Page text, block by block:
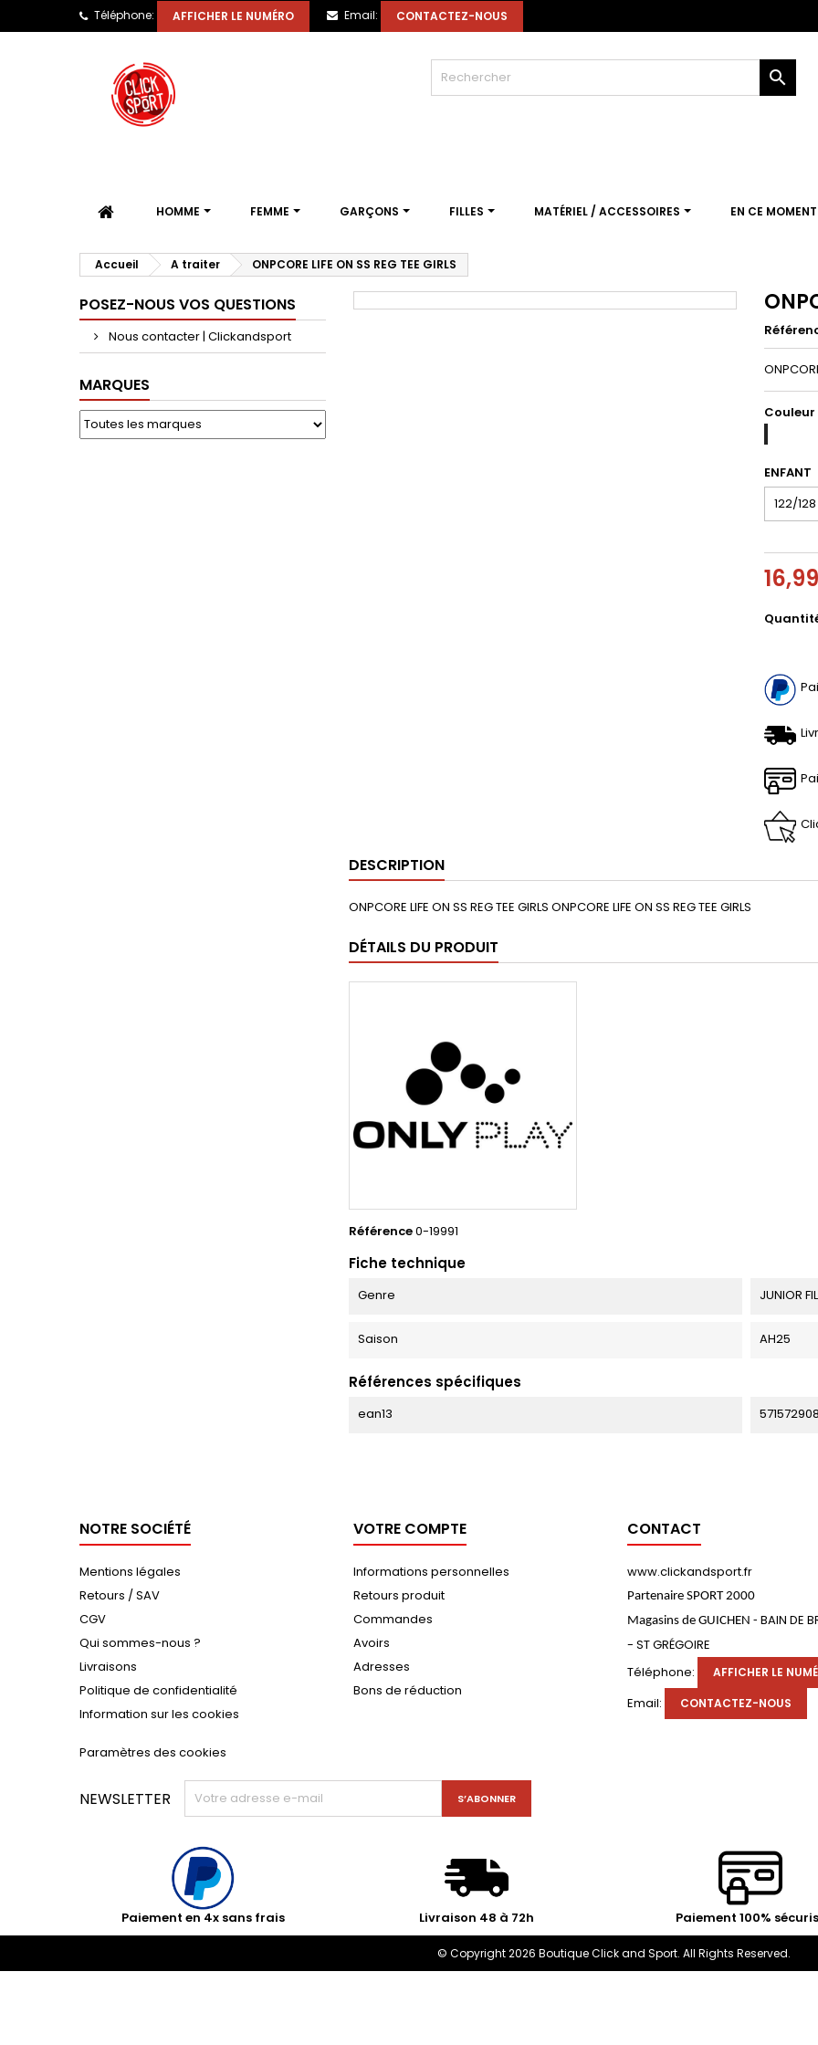
Téléphone: AFFICHER LE NUMÉRO Email: CONTACTEZ-NOUS

HOMME FEMME GARÇONS FILLES MATÉRIEL / ACCESSOIRES EN CE MOMENT
Accueil A traiter ONPCORE LIFE ON SS REG TEE GIRLS
POSEZ-NOUS VOS QUESTIONS
Nous contacter | Clickandsport
MARQUES
Couleur
RIDGE
/
DETAIL
W.
MELANGE
ENFANT
DESCRIPTION
ONPCORE LIFE ON SS REG TEE GIRLS ONPCORE LIFE ON SS REG TEE GIRLS
DÉTAILS DU PRODUIT
Référence0-19991
Fiche technique
Genre JUNIOR
Saison AH25
Références spécifiques
ean13
NOTRE SOCIÉTÉ
Mentions légales
Retours / SAV
CGV
Qui sommes-nous ?
Livraisons
Politique de confidentialité
Information sur les cookies
VOTRE COMPTE
Informations personnelles
Retours produit
Commandes
Avoirs
Adresses
Bons de réduction
CONTACT
www.clickandsport.fr
Partenaire SPORT 2000
Magasins de GUICHEN - BAIN DE
- ST GRÉGOIRE
Téléphone:
AFFICHER LE
Email: CONTACTEZ-NOUS
Paramètres des cookies
NEWSLETTER
Paiement en 4x sans frais Livraison 48 à 72h Paiement 100%
© Copyright 2026 Boutique Click and Sport. All Rights Reserved.